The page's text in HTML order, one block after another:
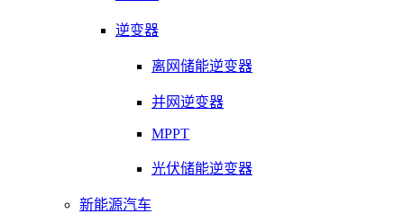
逆变器
离网储能逆变器
并网逆变器
MPPT
光伏储能逆变器
新能源汽车